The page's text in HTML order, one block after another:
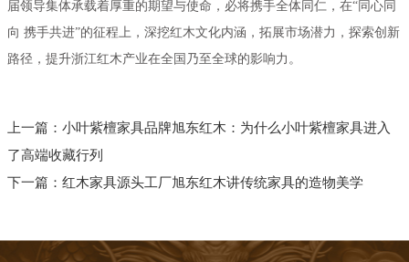
届领导集体承载着厚重的期望与使命，必将携手全体同仁，在“同心同
向 携手共进”的征程上，深挖红木文化内涵，拓展市场潜力，探索创新
路径，提升浙江红木产业在全国乃至全球的影响力。
上一篇： 小叶紫檀家具品牌旭东红木：为什么小叶紫檀家具进入
了高端收藏行列
下一篇： 红木家具源头工厂旭东红木讲传统家具的造物美学